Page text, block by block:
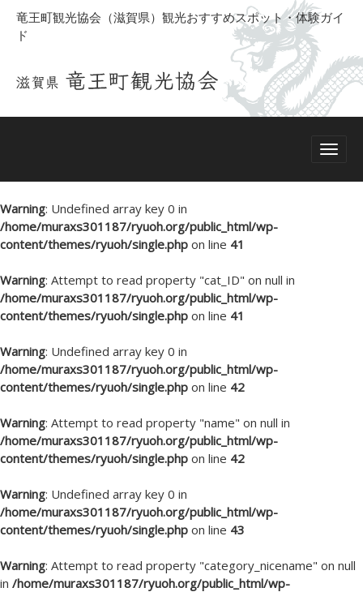
竜王町観光協会（滋賀県）観光おすすめスポット・体験ガイ
ド
Warning: Undefined array key 0 in
/home/muraxs301187/ryuoh.org/public_html/wp-
content/themes/ryuoh/single.php on line 41
Warning: Attempt to read property "cat_ID" on null in
/home/muraxs301187/ryuoh.org/public_html/wp-
content/themes/ryuoh/single.php on line 41
Warning: Undefined array key 0 in
/home/muraxs301187/ryuoh.org/public_html/wp-
content/themes/ryuoh/single.php on line 42
Warning: Attempt to read property "name" on null in
/home/muraxs301187/ryuoh.org/public_html/wp-
content/themes/ryuoh/single.php on line 42
Warning: Undefined array key 0 in
/home/muraxs301187/ryuoh.org/public_html/wp-
content/themes/ryuoh/single.php on line 43
Warning: Attempt to read property "category_nicename" on null
in /home/muraxs301187/ryuoh.org/public_html/wp-